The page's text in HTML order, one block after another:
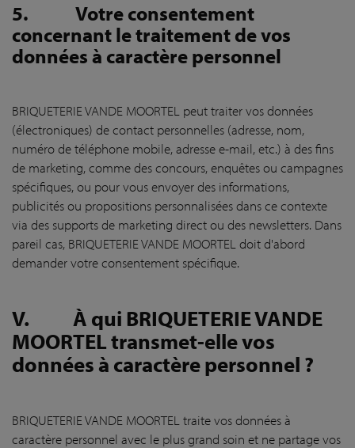
5. Votre consentement
concernant le traitement de vos
données à caractère personnel
BRIQUETERIE VANDE MOORTEL peut traiter vos données
(électroniques) de contact personnelles (adresse, nom,
numéro de téléphone mobile, adresse e-mail, etc.) à des fins
de marketing, comme des concours, enquêtes ou campagnes
spécifiques, ou pour vous envoyer des informations,
publicités ou propositions personnalisées dans ce contexte
via des supports de marketing direct ou des newsletters. Dans
pareil cas, BRIQUETERIE VANDE MOORTEL doit d'abord
demander votre consentement spécifique.
V. À qui BRIQUETERIE VANDE
MOORTEL transmet-elle vos
données à caractère personnel ?
BRIQUETERIE VANDE MOORTEL traite vos données à
caractère personnel avec le plus grand soin et ne partage vos